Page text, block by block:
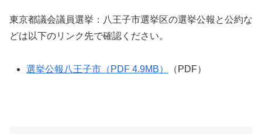
東京都議会議員選挙：八王子市選挙区の選挙公報と公約な
どは以下のリンク先で確認ください。
選挙公報八王子市（PDF 4.9MB） （PDF）